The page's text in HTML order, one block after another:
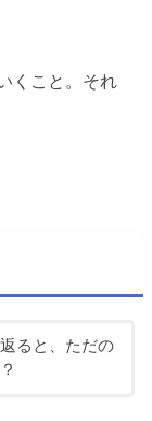
くこと。それ
ると、ただの